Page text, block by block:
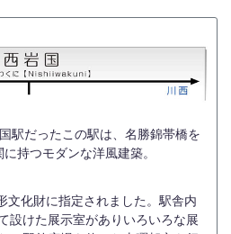
駅だったこの駅は、名勝錦帯橋を
持つモダンな洋風建築。
文化財に指定されました。駅舎内
設けた展示室がありいろいろな展